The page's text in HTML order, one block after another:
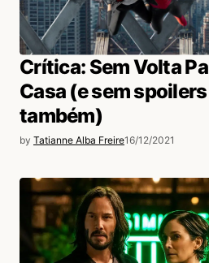
Crítica: Sem Volta
Casa (e sem spoilers
também)
by Tatianne Alba Freire16/12/2021